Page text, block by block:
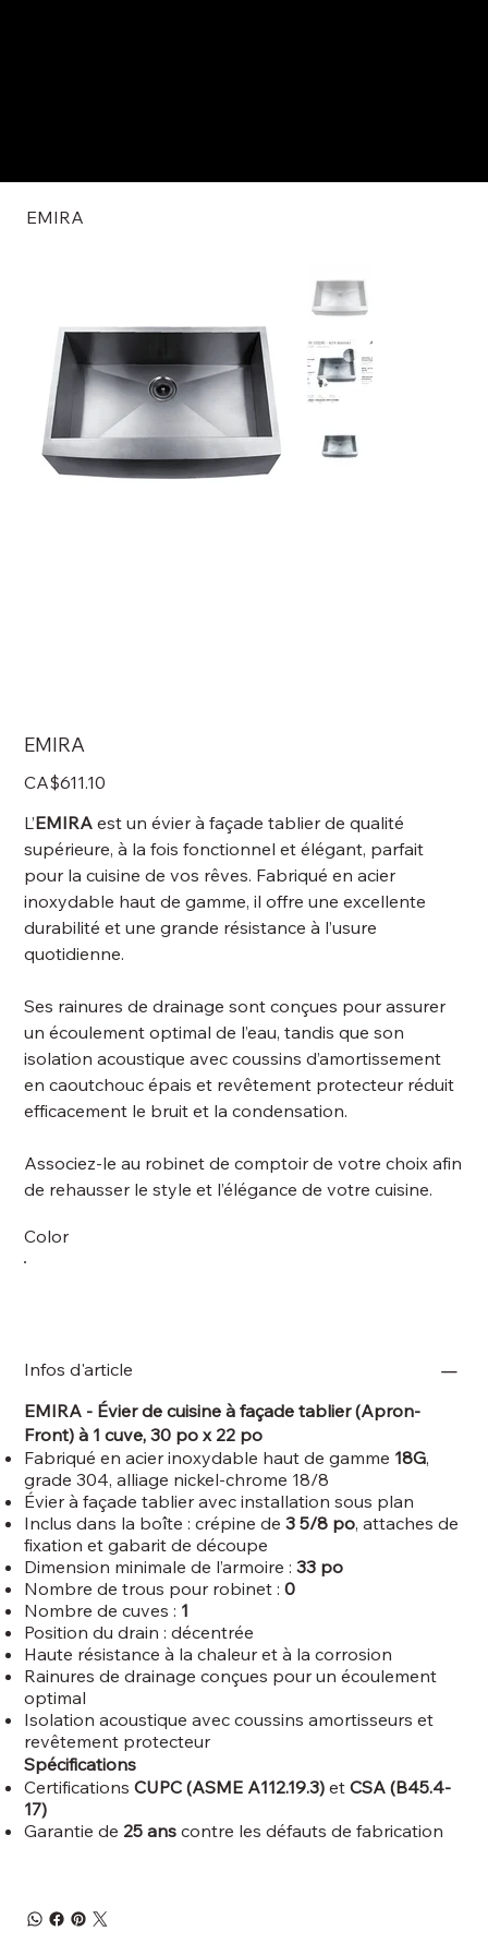
EMIRA
EMIRA
Price
CA$611.10
L’EMIRA est un évier à façade tablier de qualité
supérieure, à la fois fonctionnel et élégant, parfait
pour la cuisine de vos rêves. Fabriqué en acier
inoxydable haut de gamme, il offre une excellente
durabilité et une grande résistance à l’usure
quotidienne.
Ses rainures de drainage sont conçues pour assurer
un écoulement optimal de l’eau, tandis que son
isolation acoustique avec coussins d’amortissement
en caoutchouc épais et revêtement protecteur réduit
efficacement le bruit et la condensation.
Associez-le au robinet de comptoir de votre choix afin
de rehausser le style et l’élégance de votre cuisine.
Color
Infos d'article
EMIRA - Évier de cuisine à façade tablier (Apron-
Front) à 1 cuve, 30 po x 22 po
Fabriqué en acier inoxydable haut de gamme 18G,
grade 304, alliage nickel-chrome 18/8
Évier à façade tablier avec installation sous plan
Inclus dans la boîte : crépine de3 5/8 po, attaches de
fixation et gabarit de découpe
Dimension minimale de l’armoire :33 po
Nombre de trous pour robinet :0
Nombre de cuves : 1
Position du drain : décentrée
Haute résistance à la chaleur et à la corrosion
Rainures de drainage conçues pour un écoulement
optimal
Isolation acoustique avec coussins amortisseurs et
revêtement protecteur
Spécifications
CertificationsCUPC (ASME A112.19.3) etCSA (B45.4-
17)
Garantie de 25 ans contre les défauts de fabrication